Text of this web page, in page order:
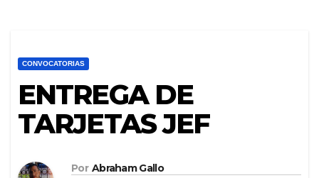
CONVOCATORIAS
ENTREGA DE
TARJETAS JEF
Por Abraham Gallo